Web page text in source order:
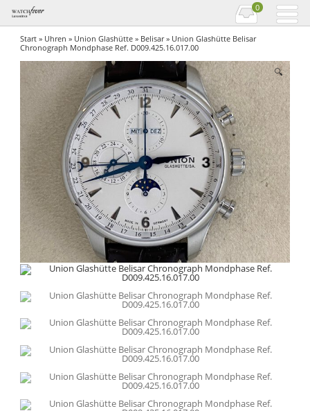
0
Start » Uhren » Union Glashütte » Belisar» Union Glashütte Belisar
Chronograph Mondphase Ref. D009.425.16.017.00
🔍